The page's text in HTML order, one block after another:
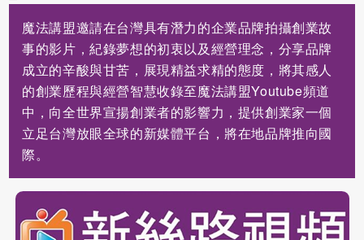
魔法講盟邀請在台灣具有潛力的企業品牌拍攝創業故
事的影片，紀錄夢想的初衷以及經營理念，分享品牌
成立的辛酸與甘苦，展現精益求精的態度，將其感人
的創業歷程與經營智慧收錄至魔法講盟Youtube頻道
中，向全世界宣揚創業者的影響力，提供創業家一個
立足台灣放眼全球的新媒體平台，將在地品牌推向國
際。